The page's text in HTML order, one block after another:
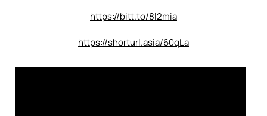
https://bitt.to/8l2mia
https://shorturl.asia/60qLa